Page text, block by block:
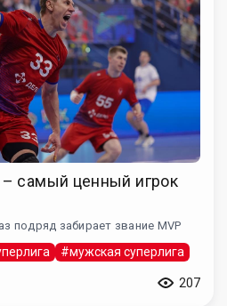
самый ценный игрок
подряд забирает звание MVP
#мужская суперлига
207